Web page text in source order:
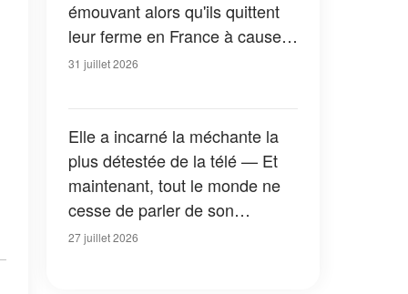
émouvant alors qu'ils quittent
leur ferme en France à cause
des feux de forêt — Tous les
31 juillet 2026
Elle a incarné la méchante la
plus détestée de la télé — Et
maintenant, tout le monde ne
cesse de parler de son
apparition dans la nouvelle
27 juillet 2026